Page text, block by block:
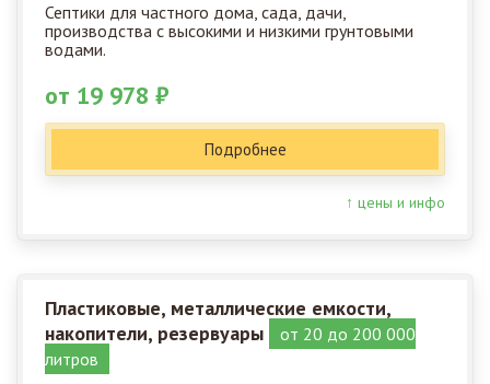
Септики для частного дома, сада, дачи,
производства с высокими и низкими грунтовыми
водами.
от 19 978 ₽
Подробнее
↑ цены и инфо
Пластиковые, металлические емкости,
накопители, резервуары
от 20 до 200 000
литров